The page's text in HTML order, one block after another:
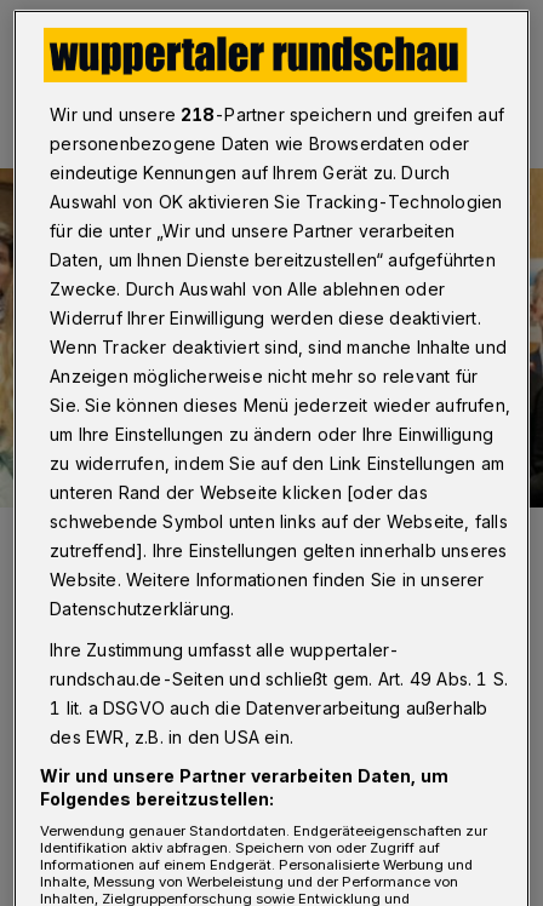
06.05.2024 , 09:30 Uhr 2 Minuten Lesezeit
Annelie Herrmann engagiert sich vielfältig.
Foto: Hermann
„Annelie Herrmann verbindet durch ihre
Musik Generationen“, sagt Babette Pfeffer.
„Sie bietet Musik für ganz unterschiedliche
Zielgruppen an und hat dabei die Gabe,
Menschen zu begeistern“, ist die
stellvertretende Vorsitzende des
Wir und unsere 218-Partner speichern und greifen auf
personenbezogene Daten wie Browserdaten oder
eindeutige Kennungen auf Ihrem Gerät zu. Durch
Auswahl von OK aktivieren Sie Tracking-Technologien
für die unter „Wir und unsere Partner verarbeiten
Daten, um Ihnen Dienste bereitzustellen“ aufgeführten
Zwecke. Durch Auswahl von Alle ablehnen oder
Widerruf Ihrer Einwilligung werden diese deaktiviert.
Wenn Tracker deaktiviert sind, sind manche Inhalte und
Anzeigen möglicherweise nicht mehr so relevant für
Sie. Sie können dieses Menü jederzeit wieder aufrufen,
um Ihre Einstellungen zu ändern oder Ihre Einwilligung
zu widerrufen, indem Sie auf den Link Einstellungen am
unteren Rand der Webseite klicken [oder das
schwebende Symbol unten links auf der Webseite, falls
zutreffend]. Ihre Einstellungen gelten innerhalb unseres
Website. Weitere Informationen finden Sie in unserer
Datenschutzerklärung.
Ihre Zustimmung umfasst alle wuppertaler-
rundschau.de-Seiten und schließt gem. Art. 49 Abs. 1 S.
1 lit. a DSGVO auch die Datenverarbeitung außerhalb
des EWR, z.B. in den USA ein.
Wir und unsere Partner verarbeiten Daten, um
Folgendes bereitzustellen:
Verwendung genauer Standortdaten. Endgeräteeigenschaften zur
Identifikation aktiv abfragen. Speichern von oder Zugriff auf
Informationen auf einem Endgerät. Personalisierte Werbung und
Inhalte, Messung von Werbeleistung und der Performance von
Inhalten, Zielgruppenforschung sowie Entwicklung und